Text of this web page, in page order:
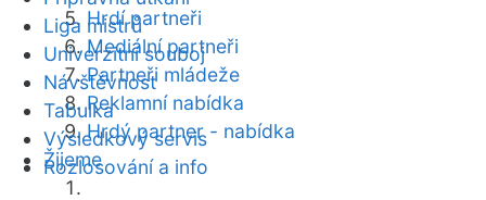
Hrdí partneři
Mediální partneři
Partneři mládeže
Reklamní nabídka
Hrdý partner - nabídka
Žijeme
Liga mistrů
Univerzitní souboj
Návštěvnost
Tabulka
Výsledkový servis
Rozlosování a info